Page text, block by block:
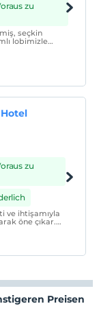
zu
seçkin
lobimizle
zu
ve ihtişamıyla
öne çıkar.
Preisen